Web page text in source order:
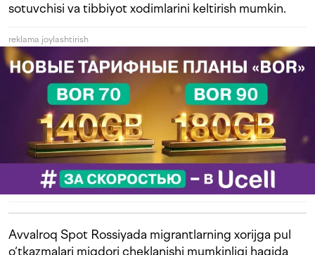
sotuvchisi va tibbiyot xodimlarini keltirish mumkin.
reklama joylashtirish
Avvalroq Spot Rossiyada migrantlarning xorijga pul
o‘tkazmalari miqdori cheklanishi mumkinligi haqida